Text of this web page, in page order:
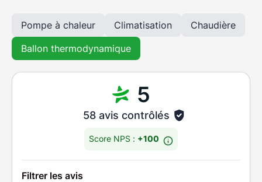
Pompe à chaleur Climatisation
Chaudière
Ballon thermodynamique
5
58 avis contrôlés
Score NPS : +100
Filtrer les avis